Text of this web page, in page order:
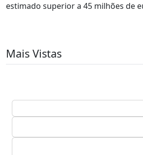
estimado superior a 45 milhões de
Mais Vistas